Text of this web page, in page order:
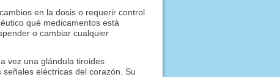
en la dosis o requerir control
qué medicamentos está
o cambiar cualquier
vez una glándula tiroides
eléctricas del corazón. Su